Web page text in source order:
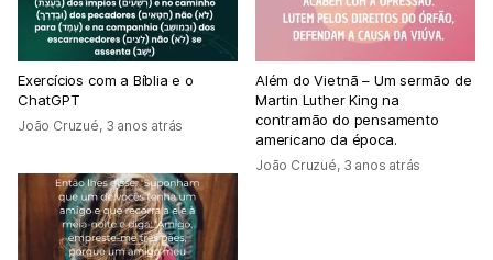
Exercícios com a Bíblia e o
ChatGPT
João Cruzué, 3 anos atrás
Além do Vietnã – Um sermão de
Martin Luther King na
contramão do pensamento
americano da época.
João Cruzué, 3 anos atrás